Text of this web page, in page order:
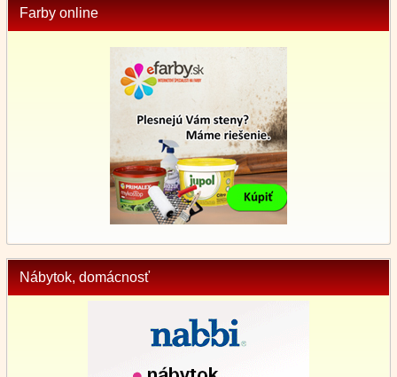
Farby online
Nábytok, domácnosť